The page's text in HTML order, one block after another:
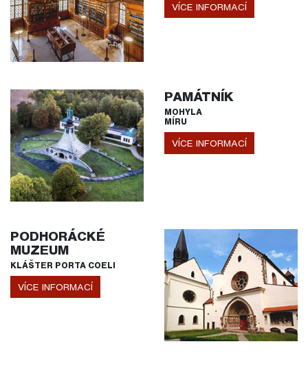
VÍCE INFORMACÍ
PAMÁTNÍK
MOHYLA
MÍRU
VÍCE INFORMACÍ
PODHORÁCKÉ
MUZEUM
KLÁŠTER PORTA COELI
VÍCE INFORMACÍ